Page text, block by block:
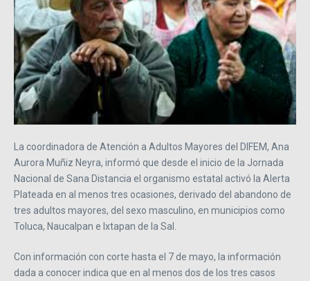
La coordinadora de Atención a Adultos Mayores del DIFEM, Ana
Aurora Muñiz Neyra, informó que desde el inicio de la Jornada
Nacional de Sana Distancia el organismo estatal activó la Alerta
Plateada en al menos tres ocasiones, derivado del abandono de
tres adultos mayores, del sexo masculino, en municipios como
Toluca, Naucalpan e Ixtapan de la Sal.
Con información con corte hasta el 7 de mayo, la información
dada a conocer indica que en al menos dos de los tres casos